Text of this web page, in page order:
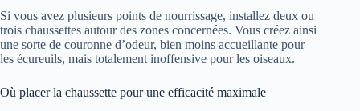
Si vous avez plusieurs points de nourrissage, installez deux ou
trois chaussettes autour des zones concernées. Vous créez ainsi
une sorte de couronne d’odeur, bien moins accueillante pour
les écureuils, mais totalement inoffensive pour les oiseaux.
Où placer la chaussette pour une efficacité maximale